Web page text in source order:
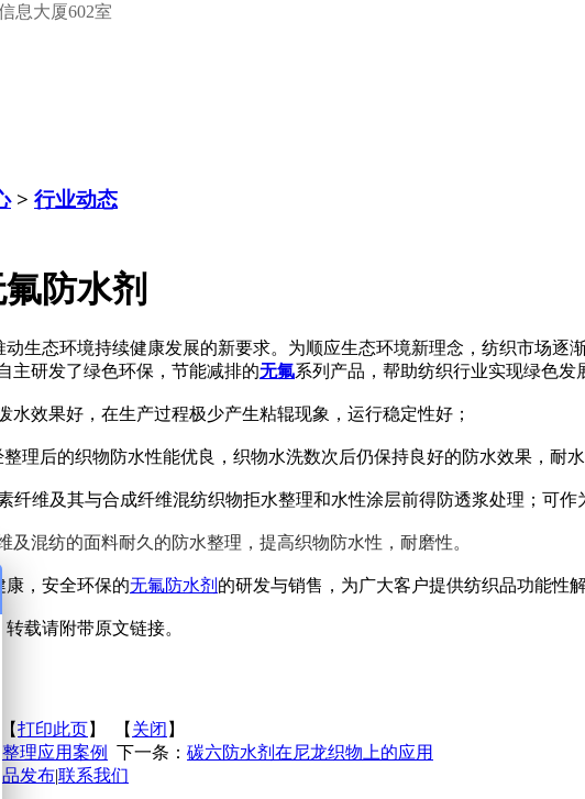
息大厦602室
> 行业动态
防水剂
生态环境持续健康发展的新要求。为顺应生态环境新理念，纺织市场逐
主研发了绿色环保，节能减排的无氟系列产品，帮助纺织行业实现绿色发
水效果好，在生产过程极少产生粘辊现象，运行稳定性好；
整理后的织物防水性能优良，织物水洗数次后仍保持良好的防水效果，耐
纤维及其与合成纤维混纺织物拒水整理和水性涂层前得防透浆处理 ； 可作
及混纺的面料耐久的防水整理，提高织物防水性，耐磨性。
康，安全环保的无氟防水剂 的研发与销售，为广大客户提供纺织品功能性
载请附带原文链接。
打印此页 】 【 关闭 】
理应用案例 下一条： 碳六防水剂在尼龙织物上的应用
品发布联系我们